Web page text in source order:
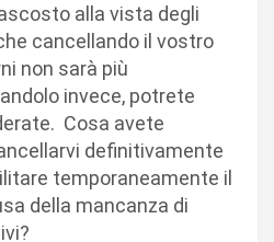
alla vista degli
cancellando il vostro
non sarà più
invece, potrete
Cosa avete
definitivamente
temporaneamente il
della mancanza di